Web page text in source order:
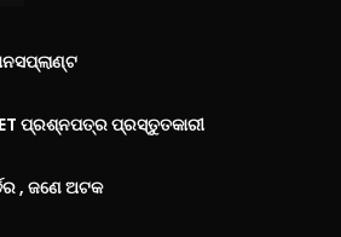
ପ୍ରଶ୍ନପତ୍ର ପ୍ରସ୍ତୁତକାରୀ
, ଜଣେ ଅଟକ